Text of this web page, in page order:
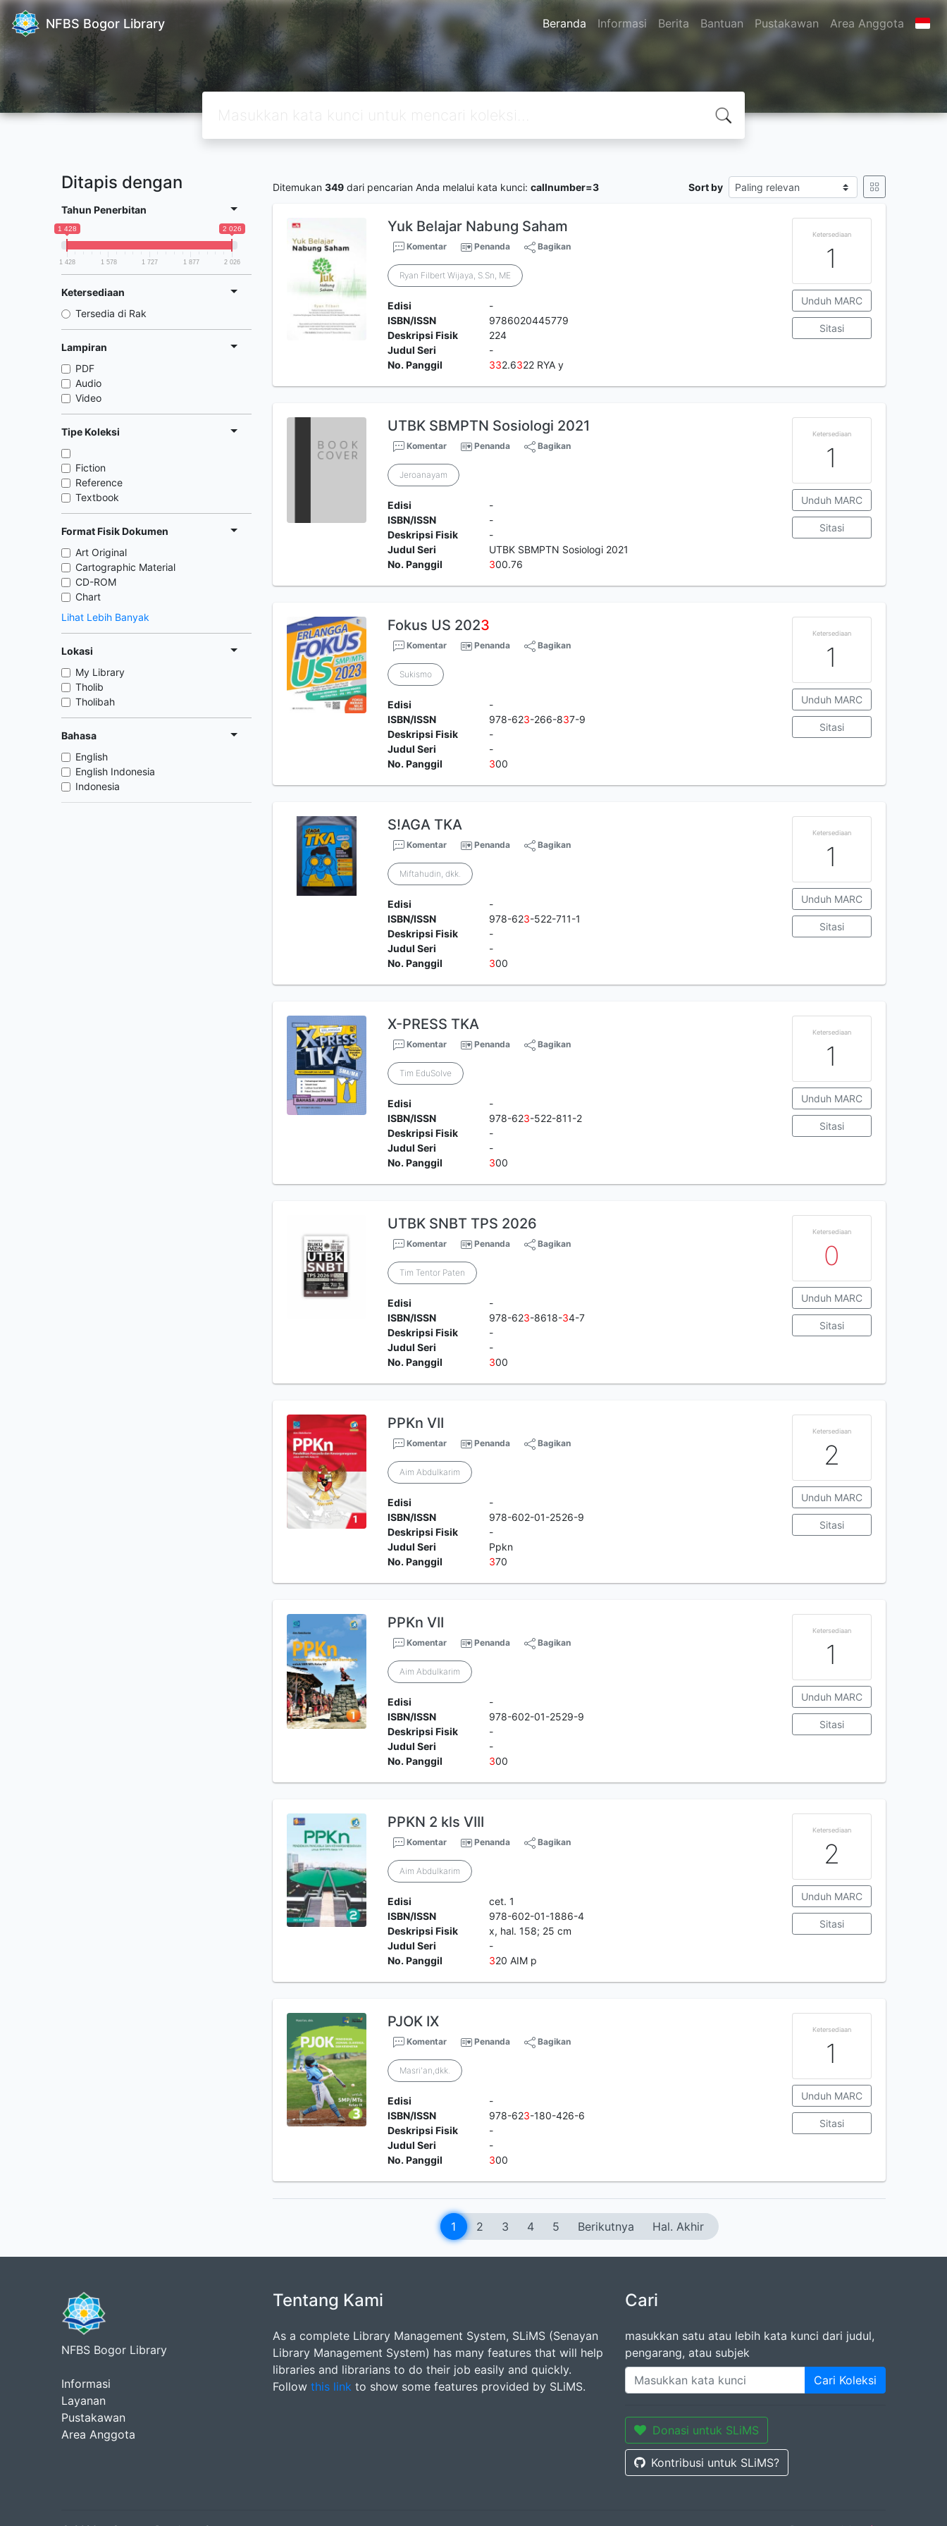
NFBS Bogor Library Beranda Informasi Berita Bantuan Pustakawan Area Anggota
Ditapis dengan
Tahun Penerbitan
1 428 2 026
1 428 1 578 1 727 1 877 2 026
Ketersediaan
Tersedia di Rak
Lampiran
PDF
Audio
Video
Tipe Koleksi
Fiction
Reference
Textbook
Format Fisik Dokumen
Art Original
Cartographic Material
CD-ROM
Chart
Lihat Lebih Banyak
Lokasi
My Library
Tholib
Tholibah
Bahasa
English
English Indonesia
Indonesia
Ditemukan 349 dari pencarian Anda melalui kata kunci: callnumber=3 Sort by
Yuk Belajar Nabung Saham
Komentar Penanda Bagikan
Ryan Filbert Wijaya, S.Sn, ME
Edisi
-
ISBN/ISSN
9786020445779
Deskripsi Fisik
224
Judul Seri
-
No. Panggil
332.6322 RYA y
Ketersediaan
1
Unduh MARC
Sitasi
UTBK SBMPTN Sosiologi 2021
Komentar Penanda Bagikan
Jeroanayam
Edisi
-
ISBN/ISSN
-
Deskripsi Fisik
-
Judul Seri
UTBK SBMPTN Sosiologi 2021
No. Panggil
300.76
Ketersediaan
1
Unduh MARC
Sitasi
Fokus US 2023
Komentar Penanda Bagikan
Sukismo
Edisi
-
ISBN/ISSN
978-623-266-837-9
Deskripsi Fisik
-
Judul Seri
-
No. Panggil
300
Ketersediaan
1
Unduh MARC
Sitasi
S!AGA TKA
Komentar Penanda Bagikan
Miftahudin, dkk.
Edisi
-
ISBN/ISSN
978-623-522-711-1
Deskripsi Fisik
-
Judul Seri
-
No. Panggil
300
Ketersediaan
1
Unduh MARC
Sitasi
X-PRESS TKA
Komentar Penanda Bagikan
Tim EduSolve
Edisi
-
ISBN/ISSN
978-623-522-811-2
Deskripsi Fisik
-
Judul Seri
-
No. Panggil
300
Ketersediaan
1
Unduh MARC
Sitasi
UTBK SNBT TPS 2026
Komentar Penanda Bagikan
Tim Tentor Paten
Edisi
-
ISBN/ISSN
978-623-8618-34-7
Deskripsi Fisik
-
Judul Seri
-
No. Panggil
300
Ketersediaan
0
Unduh MARC
Sitasi
PPKn VII
Komentar Penanda Bagikan
Aim Abdulkarim
Edisi
-
ISBN/ISSN
978-602-01-2526-9
Deskripsi Fisik
-
Judul Seri
Ppkn
No. Panggil
370
Ketersediaan
2
Unduh MARC
Sitasi
PPKn VII
Komentar Penanda Bagikan
Aim Abdulkarim
Edisi
-
ISBN/ISSN
978-602-01-2529-9
Deskripsi Fisik
-
Judul Seri
-
No. Panggil
300
Ketersediaan
1
Unduh MARC
Sitasi
PPKN 2 kls VIII
Komentar Penanda Bagikan
Aim Abdulkarim
Edisi
cet. 1
ISBN/ISSN
978-602-01-1886-4
Deskripsi Fisik
x, hal. 158; 25 cm
Judul Seri
-
No. Panggil
320 AIM p
Ketersediaan
2
Unduh MARC
Sitasi
PJOK IX
Komentar Penanda Bagikan
Masri'an,dkk.
Edisi
-
ISBN/ISSN
978-623-180-426-6
Deskripsi Fisik
-
Judul Seri
-
No. Panggil
300
Ketersediaan
1
Unduh MARC
Sitasi
1 2 3 4 5 Berikutnya Hal. Akhir
NFBS Bogor Library
Informasi
Layanan
Pustakawan
Area Anggota
Tentang Kami
As a complete Library Management System, SLiMS (Senayan
Library Management System) has many features that will help
libraries and librarians to do their job easily and quickly.
Follow this link to show some features provided by SLiMS.
Cari
masukkan satu atau lebih kata kunci dari judul,
pengarang, atau subjek
Cari Koleksi
Donasi untuk SLiMS
Kontribusi untuk SLiMS?